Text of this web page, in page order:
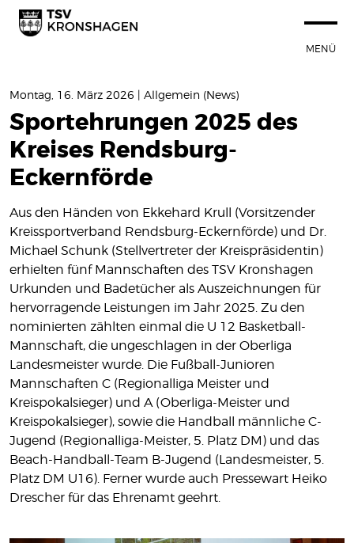
MENÜ
STARTSEITE
100 JAHRE TSVK
SPORTANGEBOT
NEUIGKEITEN
Termine
News
VEREIN
SPORTSTÄTTEN
MITGLIEDSCHAFT
SHOP
KONTAKT
IMPRESSUM
DATENSCHUTZ
Montag, 16. März 2026 | Allgemein (News)
Sportehrungen 2025 des
Kreises Rendsburg-
Eckernförde
Aus den Händen von Ekkehard Krull (Vorsitzender
Kreissportverband Rendsburg-Eckernförde) und Dr.
Michael Schunk (Stellvertreter der Kreispräsidentin)
erhielten fünf Mannschaften des TSV Kronshagen
Urkunden und Badetücher als Auszeichnungen für
hervorragende Leistungen im Jahr 2025. Zu den
nominierten zählten einmal die U 12 Basketball-
Mannschaft, die ungeschlagen in der Oberliga
Landesmeister wurde. Die Fußball-Junioren
Mannschaften C (Regionalliga Meister und
Kreispokalsieger) und A (Oberliga-Meister und
Kreispokalsieger), sowie die Handball männliche C-
Jugend (Regionalliga-Meister, 5. Platz DM) und das
Beach-Handball-Team B-Jugend (Landesmeister, 5.
Platz DM U16). Ferner wurde auch Pressewart Heiko
Drescher für das Ehrenamt geehrt.